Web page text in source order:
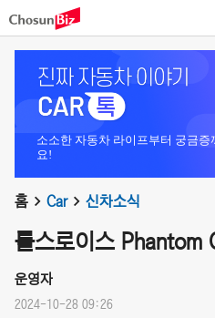
소소한 자동차 라이프부터 궁금
요!
홈 Car 신차소식
롤스로이스 Phantom
운영자
2024-10-28 09:26